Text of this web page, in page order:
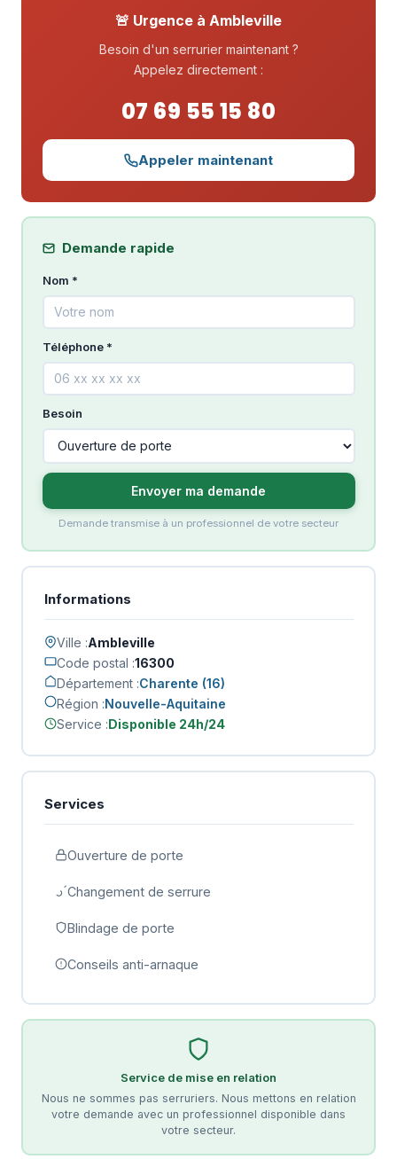
🚨 Urgence à Ambleville
Besoin d'un serrurier maintenant ?
Appelez directement :
07 69 55 15 80
Appeler maintenant
Demande rapide
Nom *
Téléphone *
Besoin
Envoyer ma demande
Demande transmise à un professionnel de votre secteur
Informations
Ville :Ambleville
Code postal :16300
Département :Charente (16)
Région :Nouvelle-Aquitaine
Service :Disponible 24h/24
Services
Ouverture de porte
Changement de serrure
Blindage de porte
Conseils anti-arnaque
Service de mise en relation
Nous ne sommes pas serruriers. Nous mettons en relation
votre demande avec un professionnel disponible dans
votre secteur.